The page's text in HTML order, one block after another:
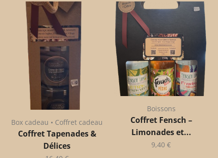
Box cadeau • Coffret cadeau
Coffret Tapenades &
Délices
Boissons
Coffret Fensch –
Limonades et...
9,40 €